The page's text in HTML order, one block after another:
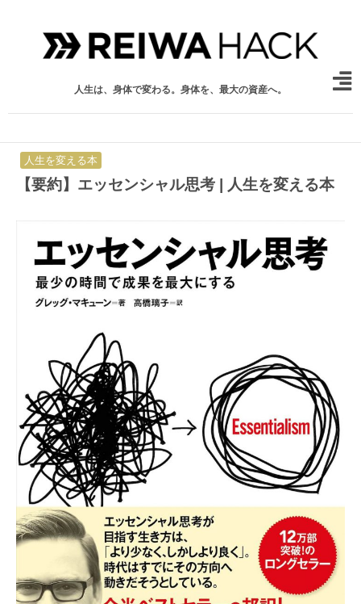
人生は、身体で変わる。身体を、最大の資産へ。
人生を変える本
【要約】エッセンシャル思考 | 人生を変える本